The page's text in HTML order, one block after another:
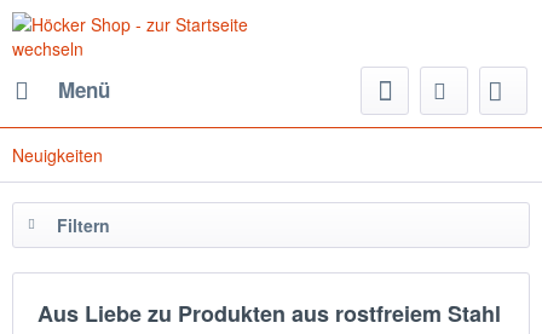
Menü
Neuigkeiten
Filtern
Aus Liebe zu Produkten aus rostfreiem Stahl